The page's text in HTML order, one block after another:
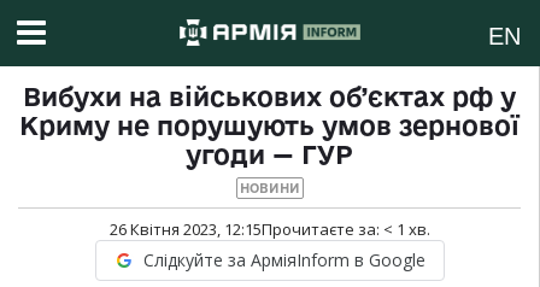
EN
Вибухи на військових об’єктах рф у
Криму не порушують умов зернової
угоди — ГУР
НОВИНИ
26 Квітня 2023, 12:15Прочитаєте за: < 1 хв.
Слідкуйте за АрміяInform в Google